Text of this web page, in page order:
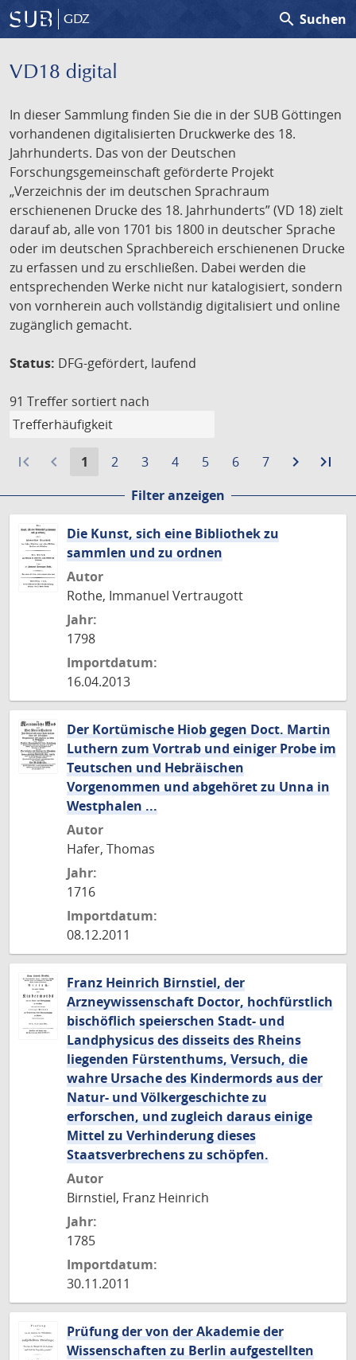
GDZ search Suchen
VD18 digital
In dieser Sammlung finden Sie die in der SUB Göttingen
vorhandenen digitalisierten Druckwerke des 18.
Jahrhunderts. Das von der Deutschen
Forschungsgemeinschaft geförderte Projekt
„Verzeichnis der im deutschen Sprachraum
erschienenen Drucke des 18. Jahrhunderts” (VD 18) zielt
darauf ab, alle von 1701 bis 1800 in deutscher Sprache
oder im deutschen Sprachbereich erschienenen Drucke
zu erfassen und zu erschließen. Dabei werden die
entsprechenden Werke nicht nur katalogisiert, sondern
von vornherein auch vollständig digitalisiert und online
zugänglich gemacht.
Status: DFG-gefördert, laufend
91 Treffer sortiert nach
first_page navigate_before
Aktuelle
1
Gehe
Seite
2
Gehe
Seite
3
Gehe
Seite
4
Gehe
Seite
5
Gehe
Seite
6
Gehe
Seite
7 navigate_next
Zur
Seite
last_page
Filter anzeigen
Die Kunst, sich eine Bibliothek zu
sammlen und zu ordnen
Autor
Rothe, Immanuel Vertraugott
Jahr:
1798
Importdatum:
16.04.2013
Der Kortümische Hiob gegen Doct. Martin
Luthern zum Vortrab und einiger Probe im
Teutschen und Hebräischen
Vorgenommen und abgehöret zu Unna in
Westphalen ...
Autor
Hafer, Thomas
Jahr:
1716
Importdatum:
08.12.2011
Franz Heinrich Birnstiel, der
Arzneywissenschaft Doctor, hochfürstlich
bischöflich speierschen Stadt- und
Landphysicus des disseits des Rheins
liegenden Fürstenthums, Versuch, die
wahre Ursache des Kindermords aus der
Natur- und Völkergeschichte zu
erforschen, und zugleich daraus einige
Mittel zu Verhinderung dieses
Staatsverbrechens zu schöpfen.
Autor
Birnstiel, Franz Heinrich
Jahr:
1785
Importdatum:
30.11.2011
Prüfung der von der Akademie der
Wissenschaften zu Berlin aufgestellten